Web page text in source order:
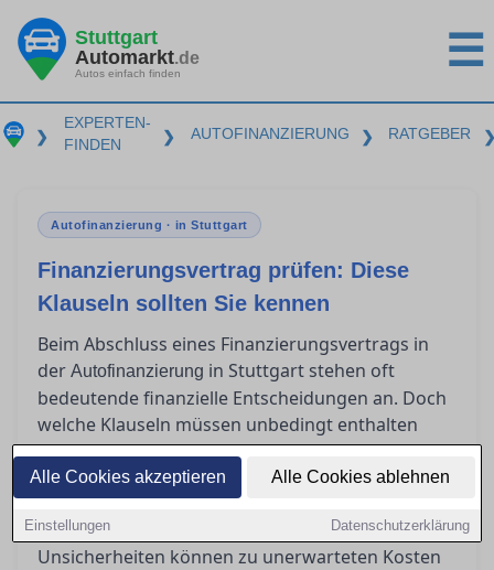
Alle Cookies akzeptieren Alle Cookies ablehnen
Einstellungen Datenschutzerklärung
Stuttgart
Automarkt.de
Autos einfach finden ☰
❯
EXPERTEN-
FINDEN
❯ AUTOFINANZIERUNG ❯ RATGEBER
Autofinanzierung · in Stuttgart
Finanzierungsvertrag prüfen: Diese
Klauseln sollten Sie kennen
Beim Abschluss eines Finanzierungsvertrags in
der Autofinanzierung in Stuttgart stehen oft
bedeutende finanzielle Entscheidungen an. Doch
welche Klauseln müssen unbedingt enthalten
sein, um rechtlich abgesichert zu sein? Viele
Verbraucher sind unsicher, was
Vorfälligkeitsentschädigungen bedeuten oder
wann ein Widerruf möglich ist. Diese
Unsicherheiten können zu unerwarteten Kosten